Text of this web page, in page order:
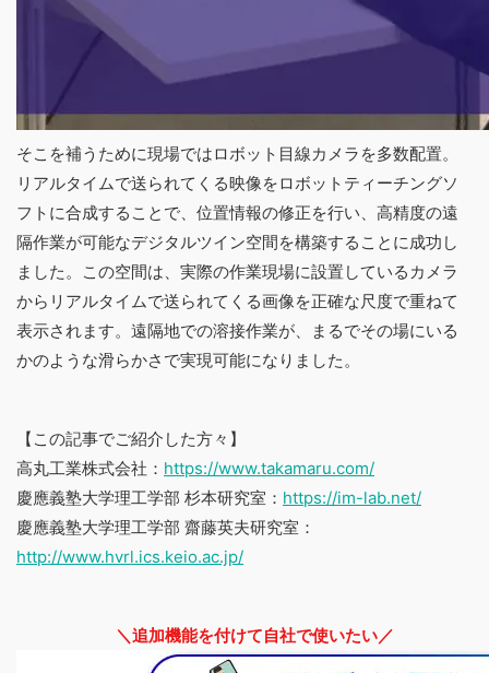
そこを補うために現場ではロボット目線カメラを多数配置。
リアルタイムで送られてくる映像をロボットティーチングソ
フトに合成することで、位置情報の修正を行い、高精度の遠
隔作業が可能なデジタルツイン空間を構築することに成功し
ました。この空間は、実際の作業現場に設置しているカメラ
からリアルタイムで送られてくる画像を正確な尺度で重ねて
表示されます。遠隔地での溶接作業が、まるでその場にいる
かのような滑らかさで実現可能になりました。
【この記事でご紹介した方々】
高丸工業株式会社： https://www.takamaru.com/
慶應義塾大学理工学部 杉本研究室： https://im-lab.net/
慶應義塾大学理工学部 齋藤英夫研究室：
http://www.hvrl.ics.keio.ac.jp/
＼追加機能を付けて自社で使いたい／